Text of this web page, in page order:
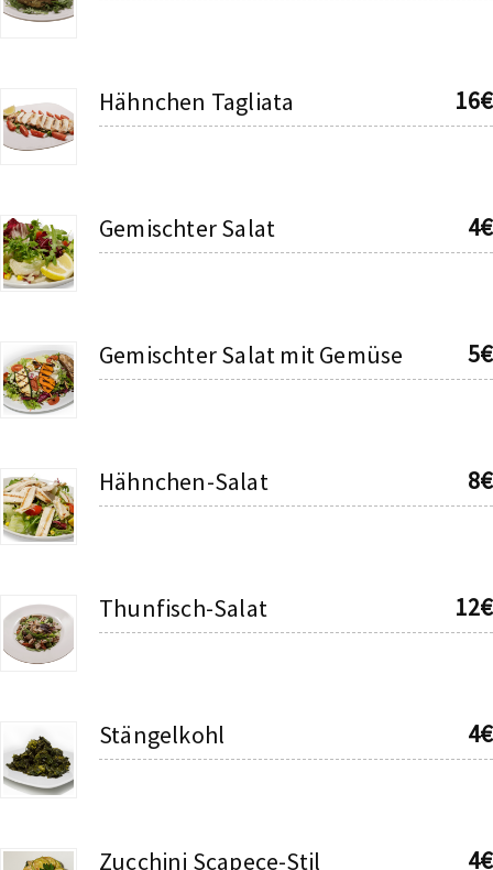
Hähnchen Tagliata 16€
Gemischter Salat 4€
Gemischter Salat mit Gemüse 5€
Hähnchen-Salat 8€
Thunfisch-Salat 12€
Stängelkohl 4€
Zucchini Scapece-Stil 4€